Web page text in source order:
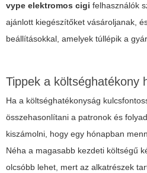
vype elektromos cigi felhasználók
ajánlott kiegészítőket vásároljanak,
beállításokkal, amelyek túllépik a
Tippek a költséghatékony
Ha a költséghatékonyság
összehasonlítani a patronok és
kiszámolni, hogy egy hónapban
Néha a magasabb kezdeti költségű
olcsóbb lehet, mert az alkatrészek